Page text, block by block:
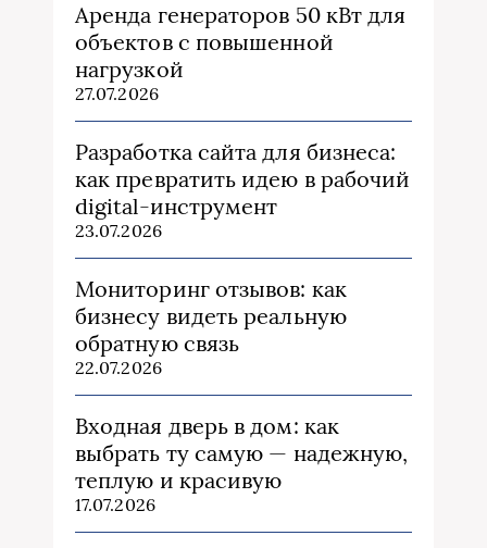
Аренда генераторов 50 кВт для
объектов с повышенной
нагрузкой
27.07.2026
Разработка сайта для бизнеса:
как превратить идею в рабочий
digital-инструмент
23.07.2026
Мониторинг отзывов: как
бизнесу видеть реальную
обратную связь
22.07.2026
Входная дверь в дом: как
выбрать ту самую — надежную,
теплую и красивую
17.07.2026